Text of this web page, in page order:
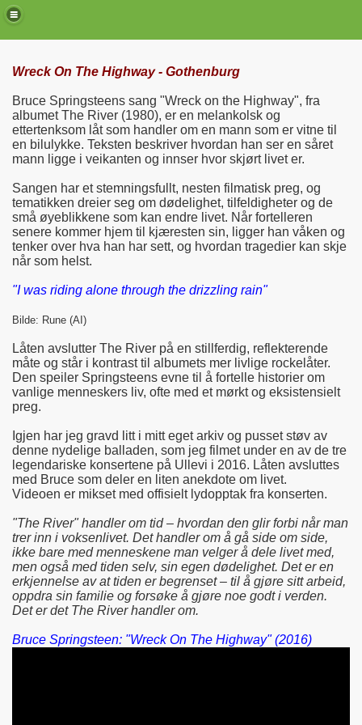
Wreck On The Highway - Gothenburg
Bruce Springsteens sang "Wreck on the Highway", fra
albumet The River (1980), er en melankolsk og
ettertenksom låt som handler om en mann som er vitne til
en bilulykke. Teksten beskriver hvordan han ser en såret
mann ligge i veikanten og innser hvor skjørt livet er.
Sangen har et stemningsfullt, nesten filmatisk preg, og
tematikken dreier seg om dødelighet, tilfeldigheter og de
små øyeblikkene som kan endre livet. Når fortelleren
senere kommer hjem til kjæresten sin, ligger han våken og
tenker over hva han har sett, og hvordan tragedier kan skje
når som helst.
"I was riding alone through the drizzling rain"
Bilde: Rune (AI)
Låten avslutter The River på en stillferdig, reflekterende
måte og står i kontrast til albumets mer livlige rockelåter.
Den speiler Springsteens evne til å fortelle historier om
vanlige menneskers liv, ofte med et mørkt og eksistensielt
preg.
Igjen har jeg gravd litt i mitt eget arkiv og pusset støv av
denne nydelige balladen, som jeg filmet under en av de tre
legendariske konsertene på Ullevi i 2016. Låten avsluttes
med Bruce som deler en liten anekdote om livet.
Videoen er mikset med offisielt lydopptak fra konserten.
"The River" handler om tid – hvordan den glir forbi når man
trer inn i voksenlivet. Det handler om å gå side om side,
ikke bare med menneskene man velger å dele livet med,
men også med tiden selv, sin egen dødelighet. Det er en
erkjennelse av at tiden er begrenset – til å gjøre sitt arbeid,
oppdra sin familie og forsøke å gjøre noe godt i verden.
Det er det The River handler om.
Bruce Springsteen: "Wreck On The Highway" (2016)
Edition)